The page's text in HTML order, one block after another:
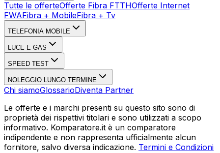
Tutte le offerteOfferte Fibra FTTHOfferte Internet
FWAFibra + MobileFibra + Tv
TELEFONIA MOBILE
LUCE E GAS
SPEED TEST
NOLEGGIO LUNGO TERMINE
Chi siamoGlossarioDiventa Partner
Le offerte e i marchi presenti su questo sito sono di
proprietà dei rispettivi titolari e sono utilizzati a scopo
informativo. Komparatore.it è un comparatore
indipendente e non rappresenta ufficialmente alcun
fornitore, salvo diversa indicazione. Termini e Condizioni